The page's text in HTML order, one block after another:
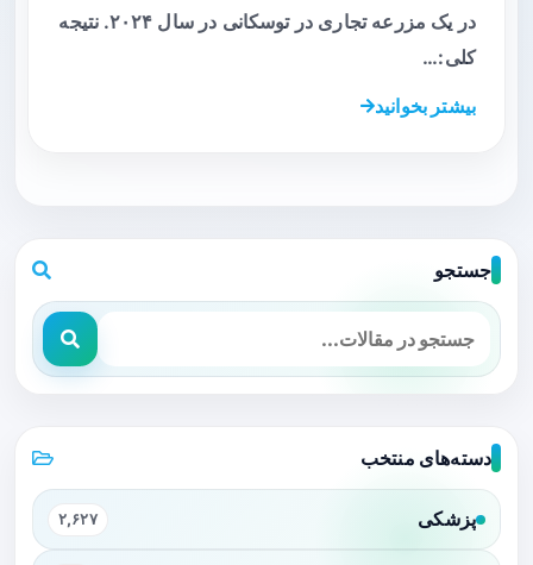
در یک مزرعه تجاری در توسکانی در سال ۲۰۲۴. نتیجه
کلی:…
بیشتر بخوانید
جستجو
دسته‌های منتخب
پزشکی ۲,۶۲۷